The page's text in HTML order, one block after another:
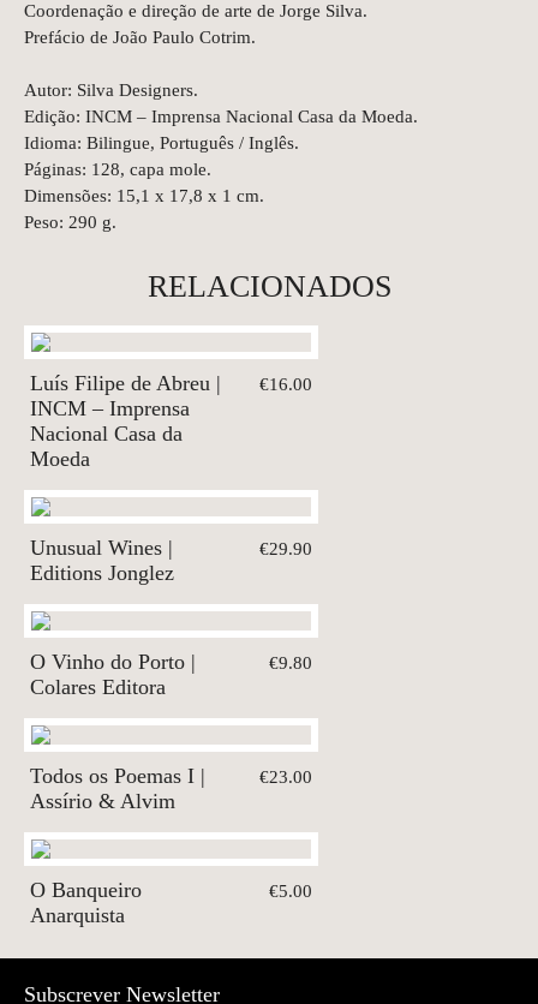
Coordenação e direção de arte de Jorge Silva.
Prefácio de João Paulo Cotrim.
Autor: Silva Designers.
Edição: INCM – Imprensa Nacional Casa da Moeda.
Idioma: Bilingue, Português / Inglês.
Páginas: 128, capa mole.
Dimensões: 15,1 x 17,8 x 1 cm.
Peso: 290 g.
RELACIONADOS
Luís Filipe de Abreu |
INCM – Imprensa
Nacional Casa da
Moeda
€16.00
Unusual Wines |
Editions Jonglez
€29.90
O Vinho do Porto |
Colares Editora
€9.80
Todos os Poemas I |
Assírio & Alvim
€23.00
O Banqueiro
Anarquista
€5.00
Subscrever Newsletter